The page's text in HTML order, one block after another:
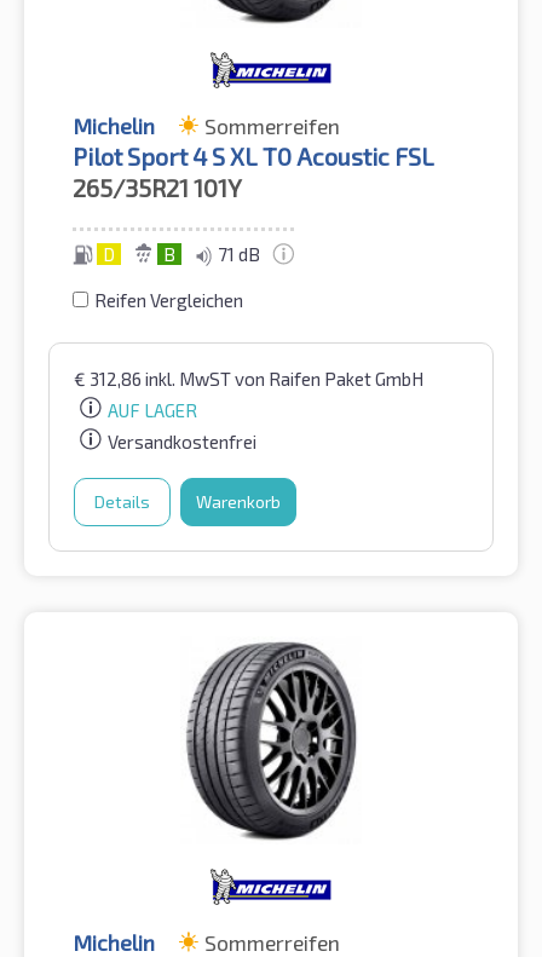
Michelin Sommerreifen
Pilot Sport 4 S XL T0 Acoustic FSL
265/35R21 101Y
D B 71 dB
Reifen Vergleichen
€ 312,86 inkl. MwSTvon Raifen Paket GmbH
AUF LAGER
Versandkostenfrei
Details Warenkorb
Michelin Sommerreifen